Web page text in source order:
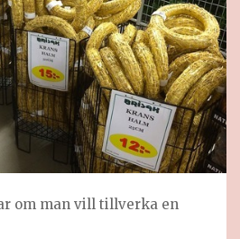
om man vill tillverka en